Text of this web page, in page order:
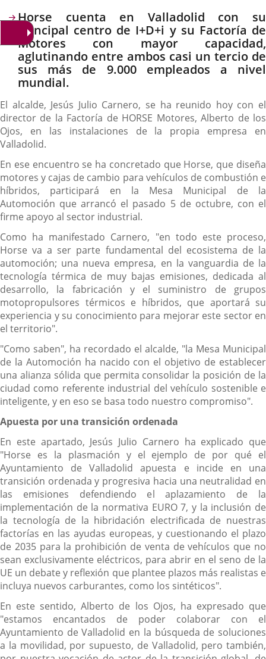
Descripción
Horse cuenta en Valladolid con su
principal centro de I+D+i y su Factoría de
Motores con mayor capacidad,
aglutinando entre ambos casi un tercio de
sus más de 9.000 empleados a nivel
mundial.
El alcalde, Jesús Julio Carnero, se ha reunido hoy con el
director de la Factoría de HORSE Motores, Alberto de los
Ojos, en las instalaciones de la propia empresa en
Valladolid.
En ese encuentro se ha concretado que Horse, que diseña
motores y cajas de cambio para vehículos de combustión e
híbridos, participará en la Mesa Municipal de la
Automoción que arrancó el pasado 5 de octubre, con el
firme apoyo al sector industrial.
Como ha manifestado Carnero, "en todo este proceso,
Horse va a ser parte fundamental del ecosistema de la
automoción; una nueva empresa, en la vanguardia de la
tecnología térmica de muy bajas emisiones, dedicada al
desarrollo, la fabricación y el suministro de grupos
motopropulsores térmicos e híbridos, que aportará su
experiencia y su conocimiento para mejorar este sector en
el territorio".
"Como saben", ha recordado el alcalde, "la Mesa Municipal
de la Automoción ha nacido con el objetivo de establecer
una alianza sólida que permita consolidar la posición de la
ciudad como referente industrial del vehículo sostenible e
inteligente, y en eso se basa todo nuestro compromiso".
Apuesta por una transición ordenada
En este apartado, Jesús Julio Carnero ha explicado que
"Horse es la plasmación y el ejemplo de por qué el
Ayuntamiento de Valladolid apuesta e incide en una
transición ordenada y progresiva hacia una neutralidad en
las emisiones defendiendo el aplazamiento de la
implementación de la normativa EURO 7, y la inclusión de
la tecnología de la hibridación electrificada de nuestras
factorías en las ayudas europeas, y cuestionando el plazo
de 2035 para la prohibición de venta de vehículos que no
sean exclusivamente eléctricos, para abrir en el seno de la
UE un debate y reflexión que plantee plazos más realistas e
incluya nuevos carburantes, como los sintéticos".
En este sentido, Alberto de los Ojos, ha expresado que
"estamos encantados de poder colaborar con el
Ayuntamiento de Valladolid en la búsqueda de soluciones
a la movilidad, por supuesto, de Valladolid, pero también,